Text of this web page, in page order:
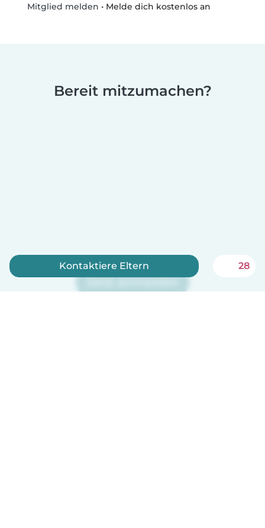
Mitglied melden • Melde dich kostenlos an
Bereit mitzumachen?
Jetzt anmelden
Kontaktiere Eltern 28